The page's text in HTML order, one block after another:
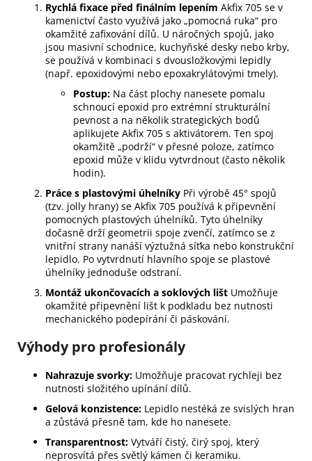
Rychlá fixace před finálním lepením Akfix 705 se v
kamenictví často využívá jako „pomocná ruka“ pro
okamžité zafixování dílů. U náročných spojů, jako
jsou masivní schodnice, kuchyňské desky nebo krby,
se používá v kombinaci s dvousložkovými lepidly
(např. epoxidovými nebo epoxakrylátovými tmely).
Postup: Na část plochy nanesete pomalu
schnoucí epoxid pro extrémní strukturální
pevnost a na několik strategických bodů
aplikujete Akfix 705 s aktivátorem. Ten spoj
okamžitě „podrží“ v přesné poloze, zatímco
epoxid může v klidu vytvrdnout (často několik
hodin).
Práce s plastovými úhelníky Při výrobě 45° spojů
(tzv. jolly hrany) se Akfix 705 používá k připevnění
pomocných plastových úhelníků. Tyto úhelníky
dočasně drží geometrii spoje zvenčí, zatímco se z
vnitřní strany nanáší výztužná síťka nebo konstrukční
lepidlo. Po vytvrdnutí hlavního spoje se plastové
úhelníky jednoduše odstraní.
Montáž ukončovacích a soklových lišt Umožňuje
okamžité připevnění lišt k podkladu bez nutnosti
mechanického podepírání či páskování.
Výhody pro profesionály
Nahrazuje svorky: Umožňuje pracovat rychleji bez
nutnosti složitého upínání dílů.
Gelová konzistence: Lepidlo nestéká ze svislých hran
a zůstává přesně tam, kde ho nanesete.
Transparentnost: Vytváří čistý, čirý spoj, který
neprosvítá přes světlý kámen či keramiku.